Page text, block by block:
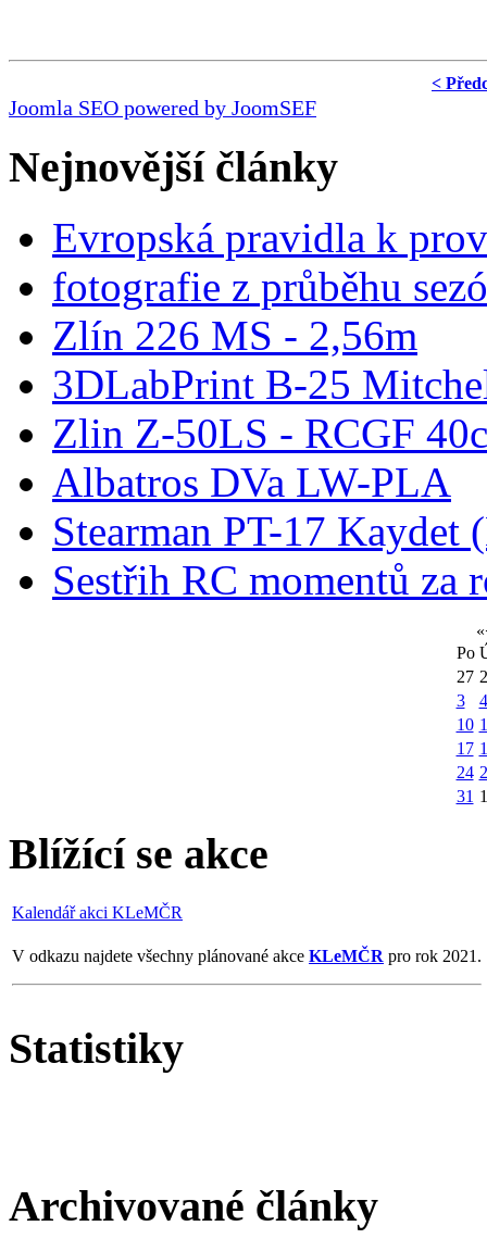
<
Joomla SEO powered by JoomSEF
Nejnovější články
Evropská pravidla k
fotografie z průběhu
Zlín 226 MS - 2,56m
3DLabPrint B-25
Zlin Z-50LS - RCGF
Albatros DVa LW-PLA
Stearman PT-17 Kaydet
Sestřih RC momentů za
«
Po
27
3
4
10
17
24
31 1
Blížící se akce
Kalendář akci KLeMČR
V odkazu najdete všechny plánované akce KLeMČR pro rok 2021.
Statistiky
Archivované články